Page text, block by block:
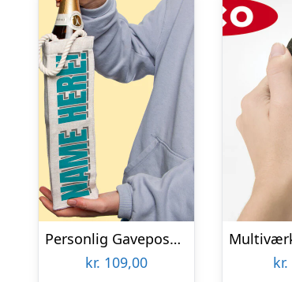
Personlig Gavepose til vin med Tekst
kr. 109,00
kr.